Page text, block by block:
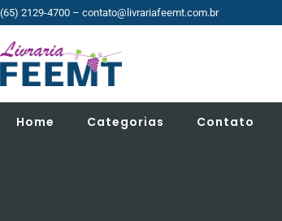
(65) 2129-4700 – contato@livrariafeemt.com.br
Home Categorias Contato